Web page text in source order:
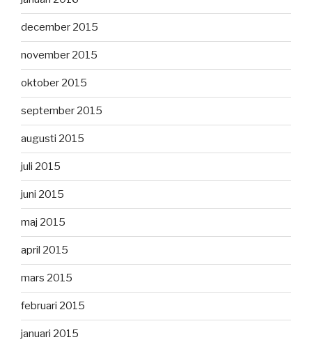
december 2015
november 2015
oktober 2015
september 2015
augusti 2015
juli 2015
juni 2015
maj 2015
april 2015
mars 2015
februari 2015
januari 2015